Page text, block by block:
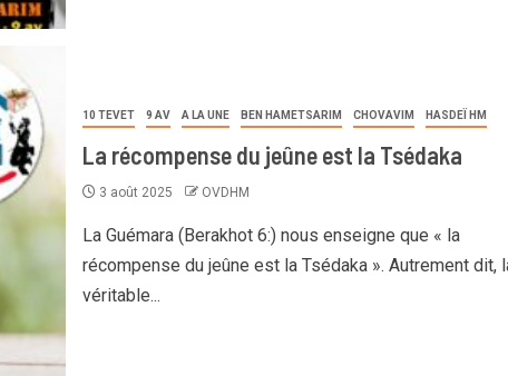
10 TEVET 9 AV A LA UNE BEN HAMETSARIM CHOVAVIM HASDEÏ HM
La récompense du jeûne est la Tsédaka
3 août 2025 OVDHM
La Guémara (Berakhot 6:) nous enseigne que « la
récompense du jeûne est la Tsédaka ». Autrement dit,
véritable...